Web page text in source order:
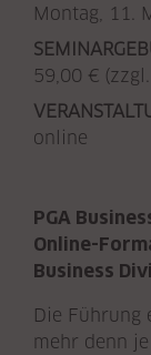
Montag, 11.
59,00 €
online
PGA
Online-
Business
Die Führung
mehr denn